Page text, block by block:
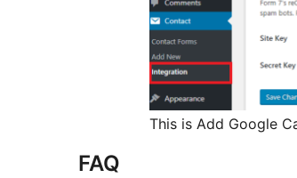
This is Add Google
FAQ